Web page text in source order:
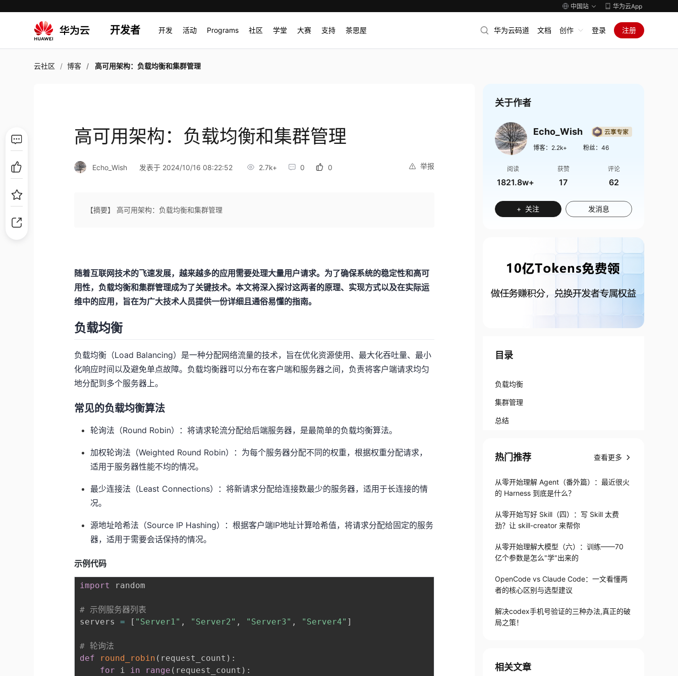
中国站 华为云App
开发者 开发 活动 Programs 社区 学堂 大赛 支持 茶思屋 华为云码道 文档 创作 登录 注册
云社区 博客 高可用架构：负载均衡和集群管理
高可用架构：负载均衡和集群管理
举报
Echo_Wish 发表于 2024/10/16 08:22:52 2.7k+ 0 0
【摘要】 高可用架构：负载均衡和集群管理
随着互联网技术的飞速发展，越来越多的应用需要处理大量用户请求。为了确保系统的稳定性和高可
用性，负载均衡和集群管理成为了关键技术。本文将深入探讨这两者的原理、实现方式以及在实际运
维中的应用，旨在为广大技术人员提供一份详细且通俗易懂的指南。
负载均衡
负载均衡（Load Balancing）是一种分配网络流量的技术，旨在优化资源使用、最大化吞吐量、最小
化响应时间以及避免单点故障。负载均衡器可以分布在客户端和服务器之间，负责将客户端请求均匀
地分配到多个服务器上。
常见的负载均衡算法
轮询法（Round Robin）：将请求轮流分配给后端服务器，是最简单的负载均衡算法。
加权轮询法（Weighted Round Robin）：为每个服务器分配不同的权重，根据权重分配请求，
适用于服务器性能不均的情况。
最少连接法（Least Connections）：将新请求分配给连接数最少的服务器，适用于长连接的情
况。
源地址哈希法（Source IP Hashing）：根据客户端IP地址计算哈希值，将请求分配给固定的服务
器，适用于需要会话保持的情况。
示例代码
import random
# 示例服务器列表
servers = [ "Server1" , "Server2" , "Server3" , "Server4" ]
# 轮询法
def
round_robin ( request_count ) :
for i in range ( request_count ) :
关于作者
Echo_Wish
博客： 2.2k+ 粉丝： 46
阅读
1821.8w+
获赞
17
评论
62
+ 关注 发消息
目录
负载均衡
集群管理
总结
热门推荐 查看更多
从零开始理解 Agent（番外篇）：最近很火
的 Harness 到底是什么？
从零开始写好 Skill（四）：写 Skill 太费
劲？让 skill-creator 来帮你
从零开始理解大模型（六）：训练——70
亿个参数是怎么"学"出来的
OpenCode vs Claude Code：一文看懂两
者的核心区别与选型建议
解决codex手机号验证的三种办法,真正的破
局之策！
相关文章